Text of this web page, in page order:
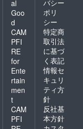
al
Goo
d
CAM
PFI
RE
for
Ente
rtain
men
t
CAM
PFI
バシー
ポリ
シー
特定商
取引法
に基づ
く表記
情報セ
キュリ
ティ方
針
反社基
本方針